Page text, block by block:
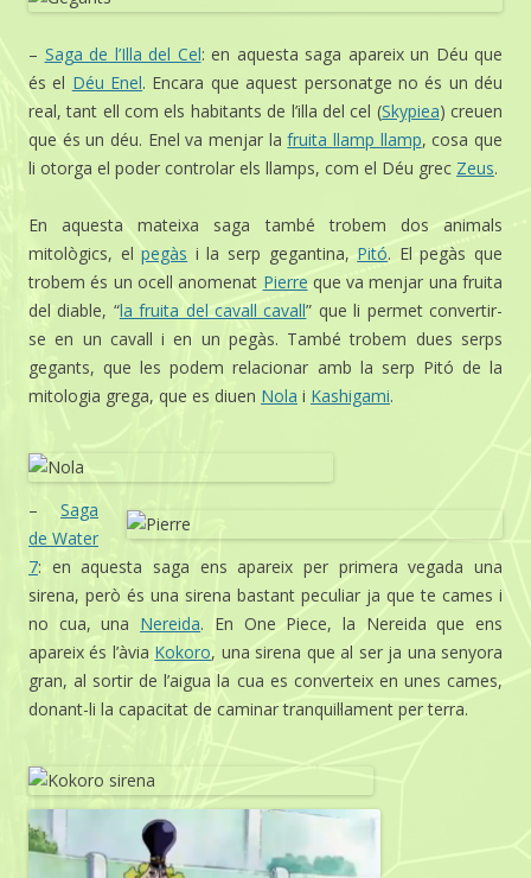
– Saga de l’Illa del Cel: en aquesta saga apareix un Déu que
és el Déu Enel. Encara que aquest personatge no és un déu
real, tant ell com els habitants de l’illa del cel (Skypiea) creuen
que és un déu. Enel va menjar lafruita llamp llamp, cosa que
li otorga el poder controlar els llamps, com el Déu grec Zeus.
En aquesta mateixa saga també trobem dos animals
mitològics, elpegàs i la serp gegantina, Pitó. El pegàs que
trobem és un ocell anomenat Pierre que va menjar una fruita
del diable, “la fruita del cavall cavall” que li permet convertir-
se en un cavall i en un pegàs. També trobem dues serps
gegants, que les podem relacionar amb la serp Pitó de la
mitologia grega, que es diuen Nola i Kashigami.
– Saga
de Water
7: en aquesta saga ens apareix per primera vegada una
sirena, però és una sirena bastant peculiar ja que te cames i
no cua, una Nereida. En One Piece, la Nereida que ens
apareix és l’àvia Kokoro, una sirena que al ser ja una senyora
gran, al sortir de l’aigua la cua es converteix en unes cames,
donant-li la capacitat de caminar tranquil·lament per terra.